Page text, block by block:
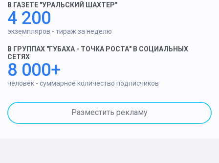
В ГАЗЕТЕ "УРАЛЬСКИЙ ШАХТЕР"
4 200
экземпляров - тираж за неделю
В ГРУППАХ "ГУБАХА - ТОЧКА РОСТА" В СОЦИАЛЬНЫХ
СЕТЯХ
8 000+
человек - суммарное количество подписчиков
Разместить рекламу